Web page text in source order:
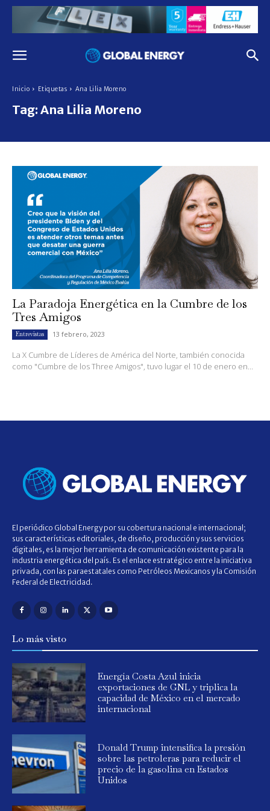
Inicio Etiquetas Ana Lilia Moreno
Tag: Ana Lilia Moreno
La Paradoja Energética en la Cumbre de los
Tres Amigos
Entrevistas 13 febrero, 2023
La X Cumbre de Líderes de América del Norte, también conocida
como "Cumbre de los Three Amigos", tuvo lugar el 10 de enero en...
El periódico Global Energy por su cobertura nacional e internacional;
sus características editoriales, de diseño, producción y sus servicios
digitales, es la mejor herramienta de comunicación existente para la
industria energética del país. Es el enlace estratégico entre la iniciativa
privada, con las paraestatales como Petróleos Mexicanos y la Comisión
Federal de Electricidad.
Lo más visto
Energía Costa Azul inicia
exportaciones de GNL y triplica la
capacidad de México en el mercado
internacional
Donald Trump intensifica la presión
sobre las petroleras para reducir el
precio de la gasolina en Estados
Unidos